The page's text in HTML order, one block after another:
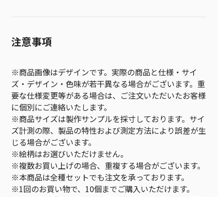
注意事項
※商品画像はデザインです。実際の商品と仕様・サイ
ズ・デザイン・色味が若干異なる場合がございます。重
要な仕様変更等がある場合は、ご注文いただいたお客様
に個別にご連絡いたします。
※商品サイズは製作サンプルを採寸しております。サイ
ズ計測の際、製品の特性および測定方法により誤差が生
じる場合がございます。
※絵柄はお選びいただけません。
※複数お買い上げの場合、重複する場合がございます。
※本商品は全種セットでも注文を承っております。
※1回のお買い物で、10個までご購入いただけます。